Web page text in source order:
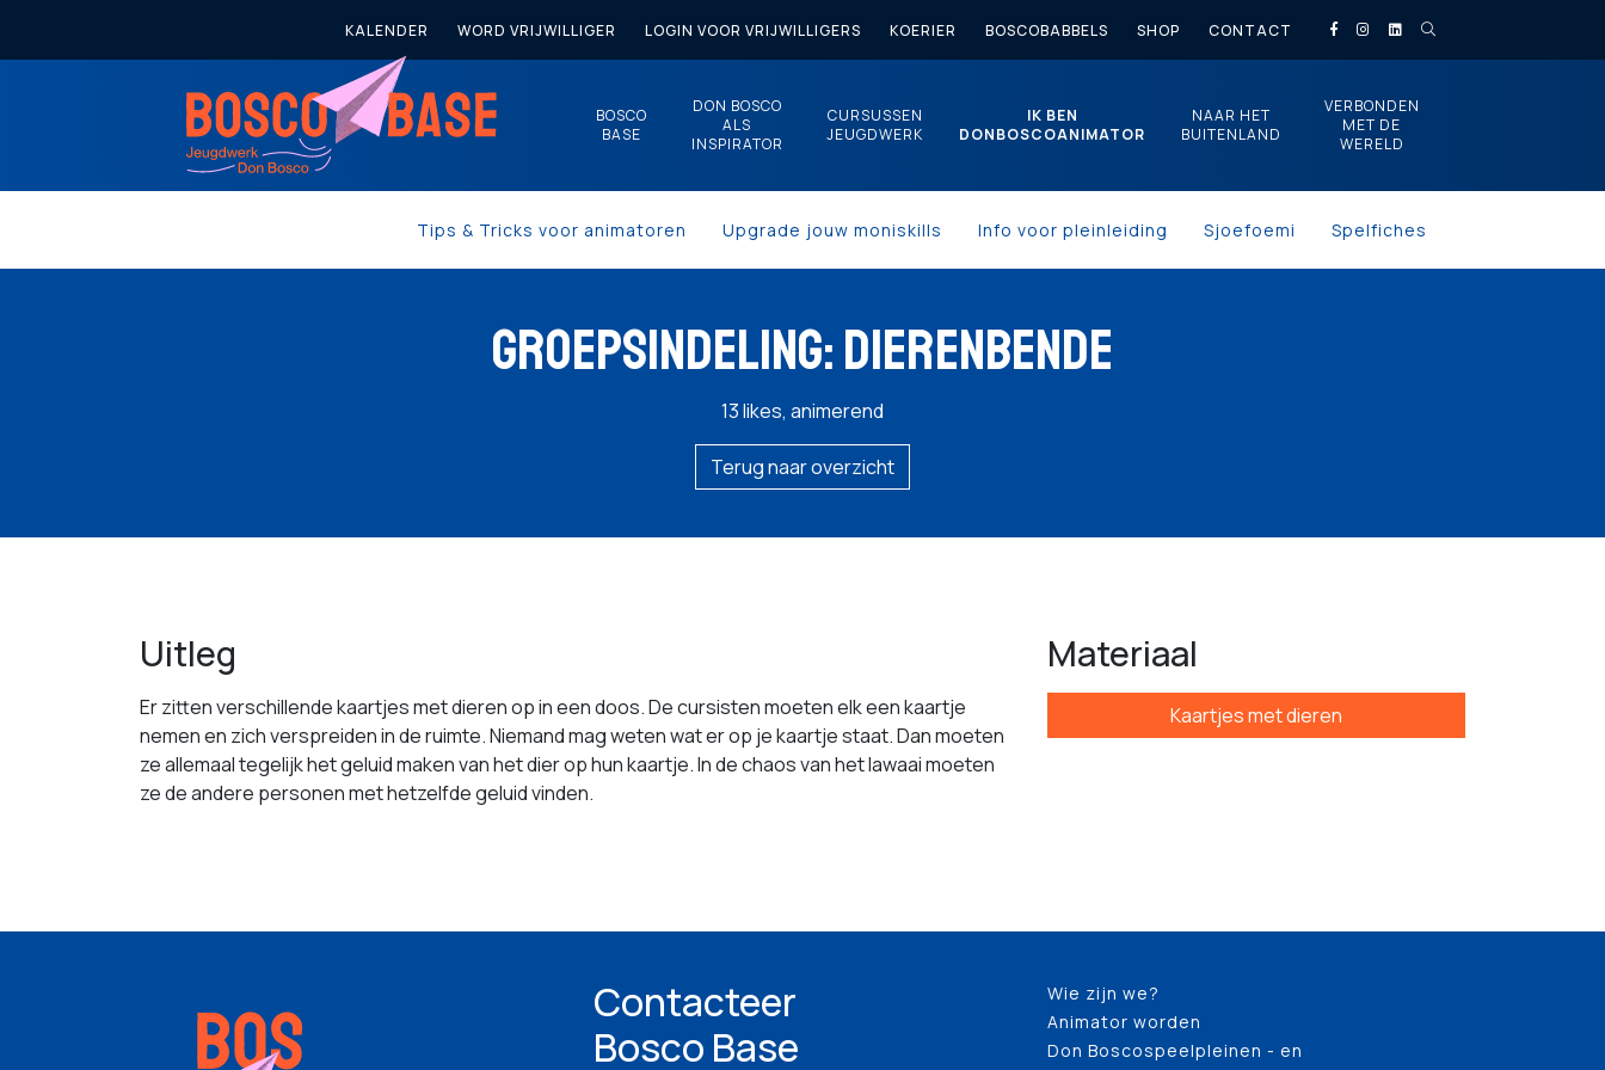
KALENDER WORD VRIJWILLIGER LOGIN VOOR VRIJWILLIGERS KOERIER BOSCOBABBELS SHOP CONTACT
BOSCO
BASE
DON BOSCO
ALS
INSPIRATOR
CURSUSSEN
JEUGDWERK
IK BEN
DONBOSCOANIMATOR
Tips & Tricks voor animatoren Upgrade jouw moniskills Info voor pleinleiding Sjoefoemi Spelfiches
NAAR HET
BUITENLAND
VERBONDEN
MET DE
WERELD
GROEPSINDELING: DIERENBENDE
13 likes, animerend
Terug naar overzicht
Uitleg
Er zitten verschillende kaartjes met dieren op in een doos. De cursisten moeten elk een kaartje
nemen en zich verspreiden in de ruimte. Niemand mag weten wat er op je kaartje staat. Dan moeten
ze allemaal tegelijk het geluid maken van het dier op hun kaartje. In de chaos van het lawaai moeten
ze de andere personen met hetzelfde geluid vinden.
Materiaal
Kaartjes met dieren
Contacteer
Bosco Base
Wie zijn we?
Animator worden
Don Boscospeelpleinen - en